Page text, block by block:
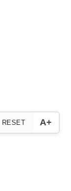
RESET A+